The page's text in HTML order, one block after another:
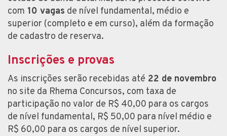
com 10 vagas de nível fundamental, médio e
superior (completo e em curso), além da formação
de cadastro de reserva.
Inscrições e provas
As inscrições serão recebidas até 22 de novembro
no site da Rhema Concursos, com taxa de
participação no valor de R$ 40,00 para os cargos
de nível fundamental, R$ 50,00 para nível médio e
R$ 60,00 para os cargos de nível superior.